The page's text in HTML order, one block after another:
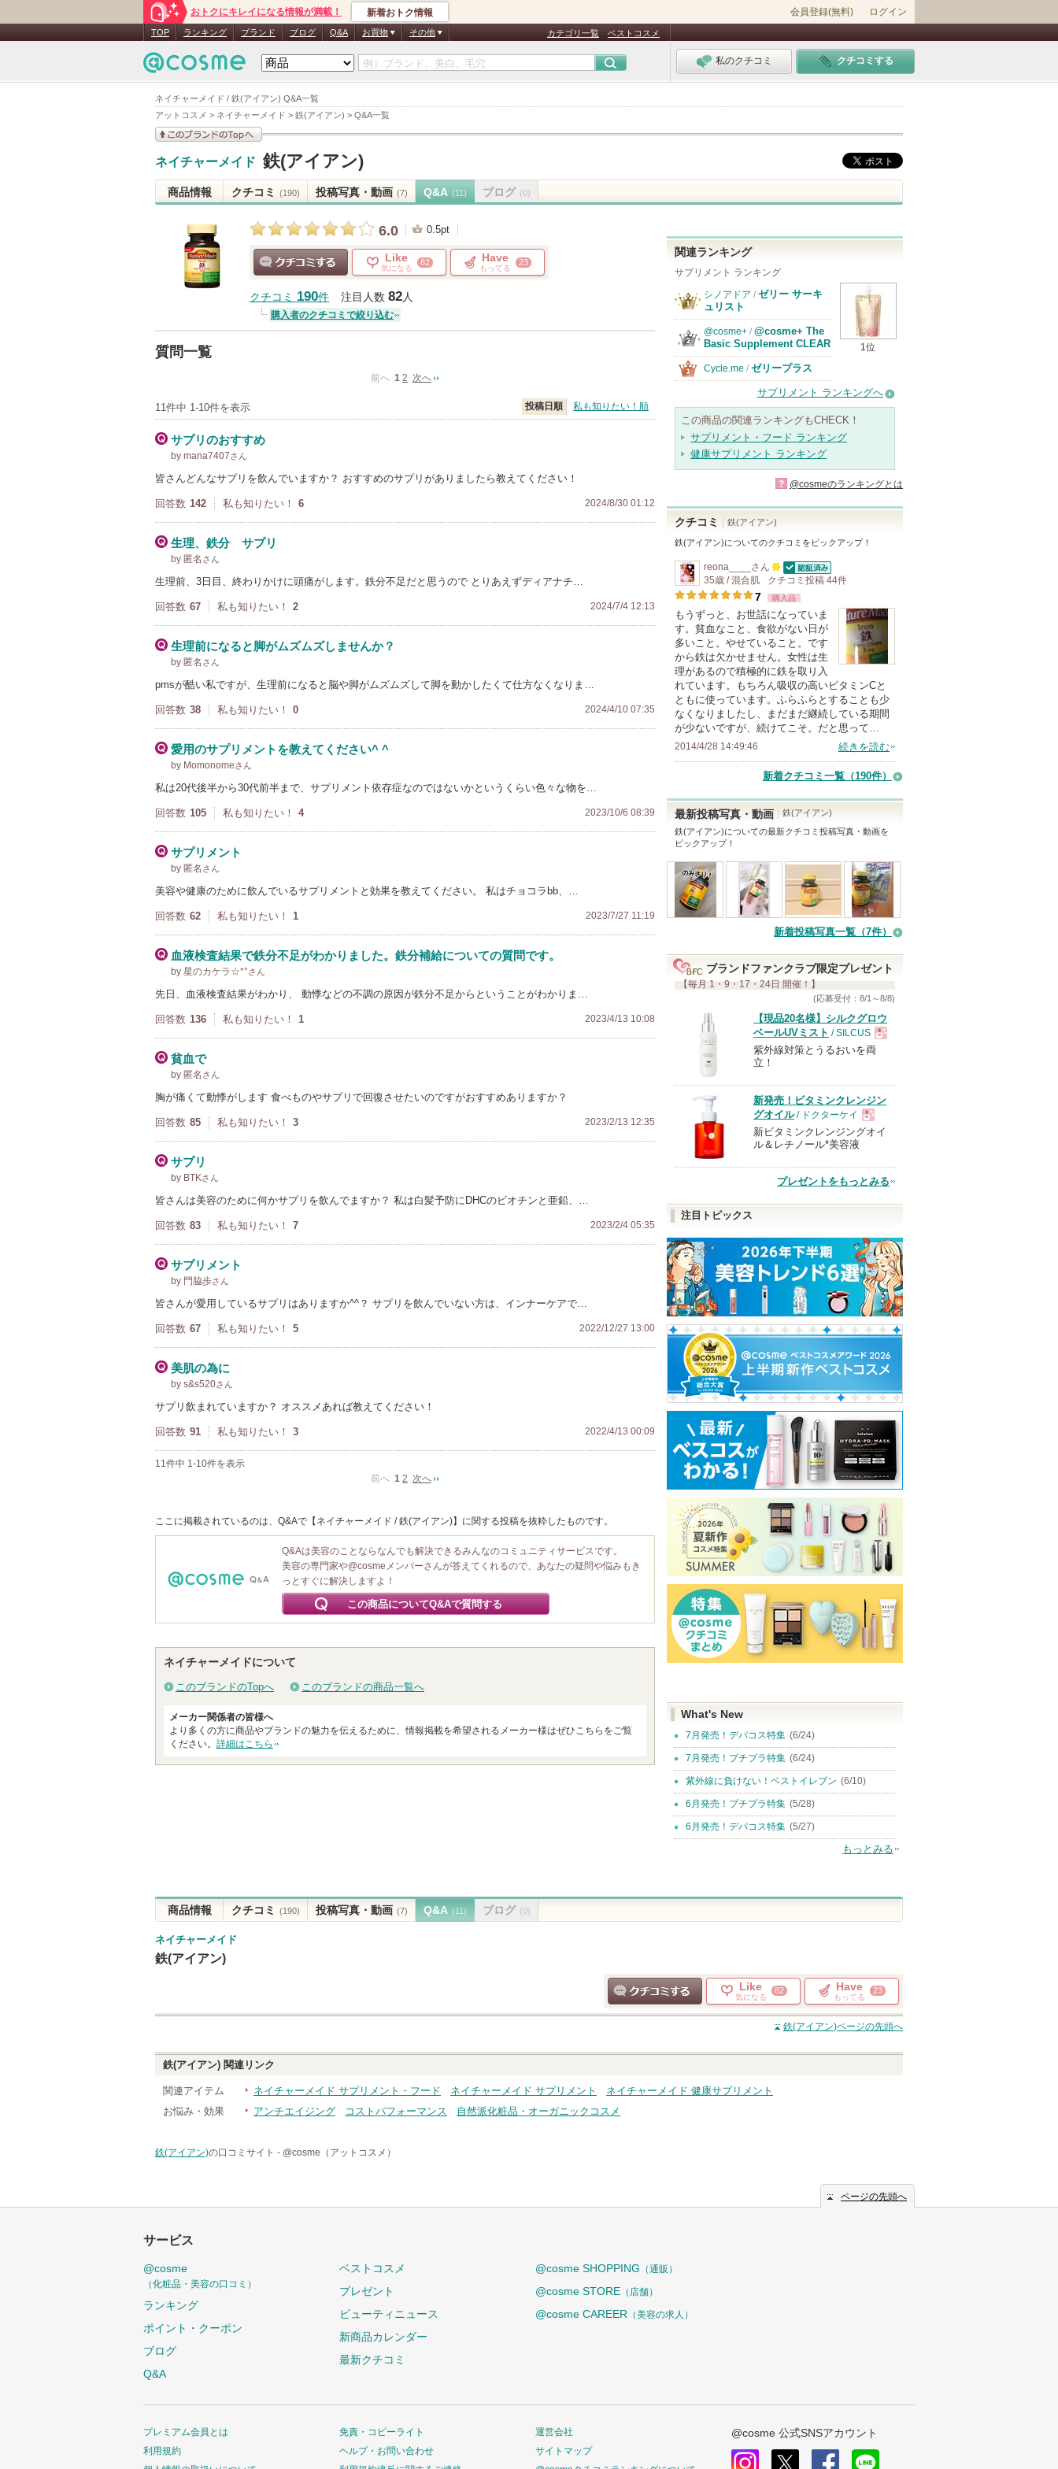
ネイチャーメイド / 鉄(アイアン) Q&A一覧
アットコスメ > ネイチャーメイド > 鉄(アイアン) > Q&A一覧
おトクにキレイになる情報が満載！ 新着おトク情報 会員登録(無料) ログイン
TOP ランキング ブランド ブログ Q&A お買物 その他 カテゴリ一覧 ベストコスメ
私のクチコミ クチコミする
見る
ネイチャーメイド 鉄(アイアン)
商品情報 クチコミ (190) 投稿写真・動画 (7) Q&A (11) ブログ (0)
6.0 0.5pt
Like
気になる
82 Have
もってる
23
クチコミ 190件 注目人数 82人
購入者のクチコミで絞り込む
質問一覧
前へ 1 2 次へ
11件中 1-10件を表示 投稿日順 私も知りたい！順
サプリのおすすめ
by mana7407さん
皆さんどんなサプリを飲んでいますか？ おすすめのサプリがありましたら教えてください！
回答数 142 私も知りたい！ 6 2024/8/30 01:12
生理、鉄分 サプリ
by 匿名 さん
生理前、3日目、終わりかけに頭痛がします。鉄分不足だと思うので とりあえずディアナチ…
回答数 67 私も知りたい！ 2 2024/7/4 12:13
生理前になると脚がムズムズしませんか？
by 匿名 さん
pmsが酷い私ですが、生理前になると脳や脚がムズムズして脚を動かしたくて仕方なくなりま…
回答数 38 私も知りたい！ 0 2024/4/10 07:35
愛用のサプリメントを教えてください^ ^
by Momonomeさん
私は20代後半から30代前半まで、サプリメント依存症なのではないかというくらい色々な物を…
回答数 105 私も知りたい！ 4 2023/10/6 08:39
サプリメント
by 匿名 さん
美容や健康のために飲んでいるサプリメントと効果を教えてください。 私はチョコラbb、…
回答数 62 私も知りたい！ 1 2023/7/27 11:19
血液検査結果で鉄分不足がわかりました。鉄分補給についての質問です。
by 星のカケラ☆*°さん
先日、血液検査結果がわかり、 動悸などの不調の原因が鉄分不足からということがわかりま…
回答数 136 私も知りたい！ 1 2023/4/13 10:08
貧血で
by 匿名 さん
胸が痛くて動悸がします 食べものやサプリで回復させたいのですがおすすめありますか？
回答数 85 私も知りたい！ 3 2023/2/13 12:35
サプリ
by BTKさん
皆さんは美容のために何かサプリを飲んでますか？ 私は白髪予防にDHCのビオチンと亜鉛、…
回答数 83 私も知りたい！ 7 2023/2/4 05:35
サプリメント
by 門脇歩さん
皆さんが愛用しているサプリはありますか^^？ サプリを飲んでいない方は、インナーケアで…
回答数 67 私も知りたい！ 5 2022/12/27 13:00
美肌の為に
by s&s520さん
サプリ飲まれていますか？ オススメあれば教えてください！
回答数 91 私も知りたい！ 3 2022/4/13 00:09
11件中 1-10件を表示
前へ 1 2 次へ
ここに掲載されているのは、Q&Aで【ネイチャーメイド / 鉄(アイアン)】に関する投稿を抜粋したものです。
Q&Aは美容のことならなんでも解決できるみんなのコミュニティサービスです。
美容の専門家や@cosmeメンバーさんが答えてくれるので、あなたの疑問や悩みもき
っとすぐに解決しますよ！
この商品についてQ&Aで質問する
ネイチャーメイドについて
このブランドのTopへ このブランドの商品一覧へ
メーカー関係者の皆様へ
より多くの方に商品やブランドの魅力を伝えるために、情報掲載を希望されるメーカー様はぜひこちらをご覧
ください。 詳細はこちら
関連ランキング
サプリメント ランキング
1位
シノアドア / ゼリー サーキ
ュリスト
@cosme+ / @cosme+ The
Basic Supplement CLEAR
Cycle.me / ゼリープラス
サプリメント ランキングへ
この商品の関連ランキングもCHECK！
サプリメント・フード ランキング
健康サプリメント ランキング
? @cosmeのランキングとは
クチコミ 鉄(アイアン)
鉄(アイアン)についてのクチコミをピックアップ！
reona____ さん
100
人
以
上
メ
ン
バ
ー
お
に
入
登
れ
て
い
ま
認証済
35歳 / 混合肌 クチコミ投稿 44件
7 購入品
もうずっと、お世話になっていま
す。貧血なこと、食欲がない日が
多いこと。やせていること。です
から鉄は欠かせません。女性は生
理があるので積極的に鉄を取り入
れています。もちろん吸収の高いビタミンCと
ともに使っています。ふらふらとすることも少
なくなりましたし、まだまだ継続している期間
が少ないですが、続けてこそ。だと思って…
2014/4/28 14:49:46 続きを読む
新着クチコミ一覧 （190件）
最新投稿写真・動画
鉄(アイアン)
鉄(アイアン)についての最新クチコミ投稿写真・動画を
ピックアップ！
新着投稿写真一覧（7件）
ブランドファンクラブ限定プレゼント
【毎月 1・9・17・24日 開催！】
(応募受付：8/1～8/8)
【現品20名様】シルクグロウ
ベールUVミスト / SILCUS
現
品
紫外線対策とうるおいを両
立！
新発売！ビタミンクレンジン
グオイル/ ドクターケイ
現
品
新ビタミンクレンジングオイ
ル＆レチノール*美容液
プレゼントをもっとみる
注目トピックス
What's New
7月発売！デパコス特集 (6/24)
7月発売！プチプラ特集 (6/24)
紫外線に負けない！ベストイレブン (6/10)
6月発売！プチプラ特集 (5/28)
6月発売！デパコス特集 (5/27)
もっとみる
商品情報 クチコミ (190) 投稿写真・動画 (7) Q&A (11) ブログ (0)
ネイチャーメイド
鉄(アイアン)
クチコミする
Like
気になる
82 Have
もってる
23
鉄(アイアン)ページの先頭へ
鉄(アイアン) 関連リンク
関連アイテム ネイチャーメイド サプリメント・フード ネイチャーメイド サプリメント
ネイチャーメイド 健康サプリメント
お悩み・効果
アンチエイジング コストパフォーマンス 自然派化粧品・オーガニックコスメ
鉄(アイアン)の口コミサイト - @cosme（アットコスメ）
ページの先頭へ
サービス
@cosme
（化粧品・美容の口コミ）
ランキング
ポイント・クーポン
ブログ
Q&A
ベストコスメ
プレゼント
ビューティニュース
新商品カレンダー
最新クチコミ
@cosme SHOPPING （通販）
@cosme STORE （店舗）
@cosme CAREER （美容の求人）
プレミアム会員とは
利用規約
免責・コピーライト
ヘルプ・お問い合わせ
運営会社
サイトマップ
@cosme 公式SNSアカウント